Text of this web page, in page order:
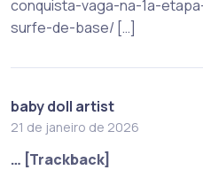
conquista-vaga-na-1a-
surfe-de-base/ […]
baby doll artist
21 de janeiro de 2026
… [Trackback]